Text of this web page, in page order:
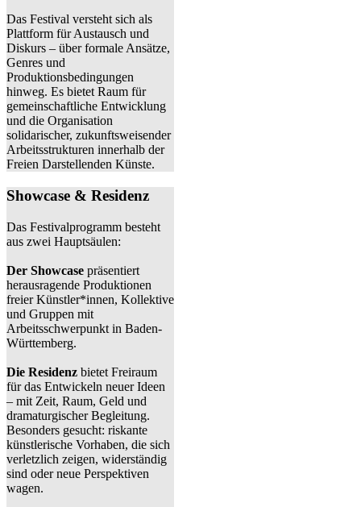
Das Festival versteht sich als
Plattform für Austausch und
Diskurs – über formale Ansätze,
Genres und
Produktionsbedingungen
hinweg. Es bietet Raum für
gemeinschaftliche Entwicklung
und die Organisation
solidarischer, zukunftsweisender
Arbeitsstrukturen innerhalb der
Freien Darstellenden Künste.
Showcase & Residenz
Das Festivalprogramm besteht
aus zwei Hauptsäulen:
Der Showcase präsentiert
herausragende Produktionen
freier Künstler*innen, Kollektive
und Gruppen mit
Arbeitsschwerpunkt in Baden-
Württemberg.
Die Residenz bietet Freiraum
für das Entwickeln neuer Ideen
– mit Zeit, Raum, Geld und
dramaturgischer Begleitung.
Besonders gesucht: riskante
künstlerische Vorhaben, die sich
verletzlich zeigen, widerständig
sind oder neue Perspektiven
wagen.